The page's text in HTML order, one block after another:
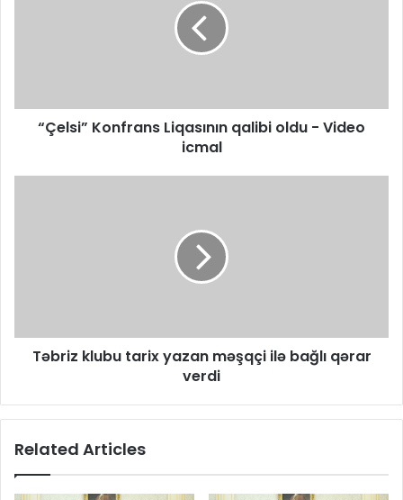
“Çelsi” Konfrans Liqasının qalibi oldu - Video
icmal
Təbriz klubu tarix yazan məşqçi ilə bağlı qərar
verdi
Related Articles